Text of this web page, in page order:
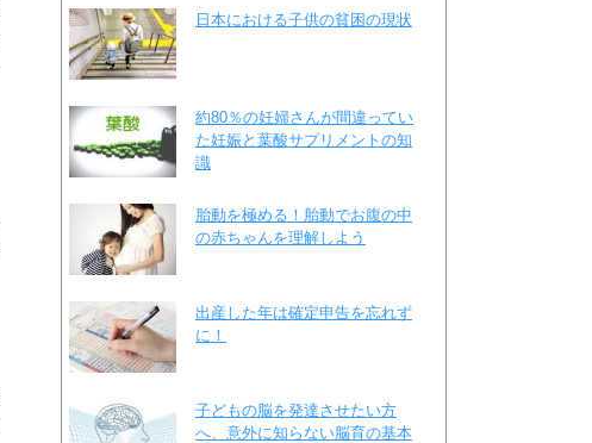
日本における子供の貧困の現状
約80％の妊婦さんが間違ってい
た妊娠と葉酸サプリメントの知
識
胎動を極める！胎動でお腹の中
の赤ちゃんを理解しよう
出産した年は確定申告を忘れず
に！
子どもの脳を発達させたい方
へ、意外に知らない脳育の基本